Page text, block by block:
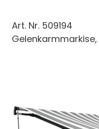
Art. Nr. 509194
Gelenkarmmarkise,